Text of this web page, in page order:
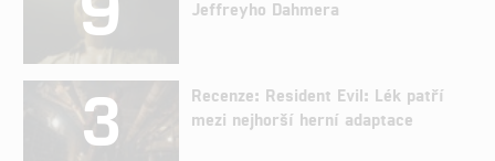
Jeffreyho Dahmera
3
Recenze: Resident Evil: Lék patří
mezi nejhorší herní adaptace